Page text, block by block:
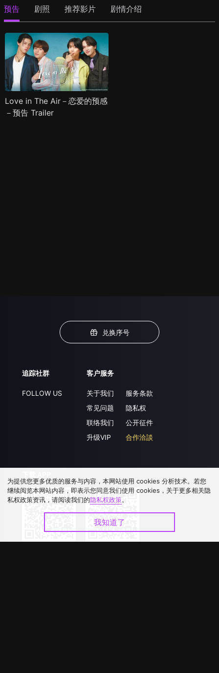
预告 剧照 推荐影片 剧情介绍
Love in The Air－恋爱的预感
－预告 Trailer
兑换序号
追踪社群
FOLLOW US
客户服务
关于我们
常见问题
联络我们
升级VIP
服务条款
隐私权
公开征件
合作洽談
为提供您更多优质的服务与内容，本网站使用 cookies 分析技术。若您
继续阅览本网站内容，即表示您同意我们使用 cookies，关于更多相关隐
私权政策资讯，请阅读我们的隐私权政策。
我知道了